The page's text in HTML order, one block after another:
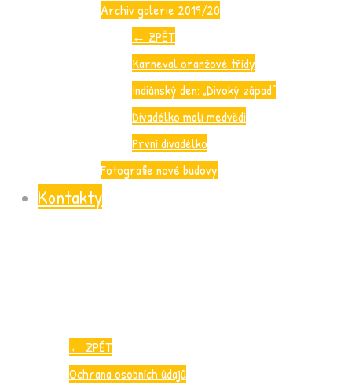
Archiv galerie 2019/20
← ZPĚT
Karneval oranžové třídy
Indiánský den: „Divoký západ“
Divadélko malí medvědi
První divadélko
Fotografie nové budovy
Kontakty
← ZPĚT
Ochrana osobních údajů